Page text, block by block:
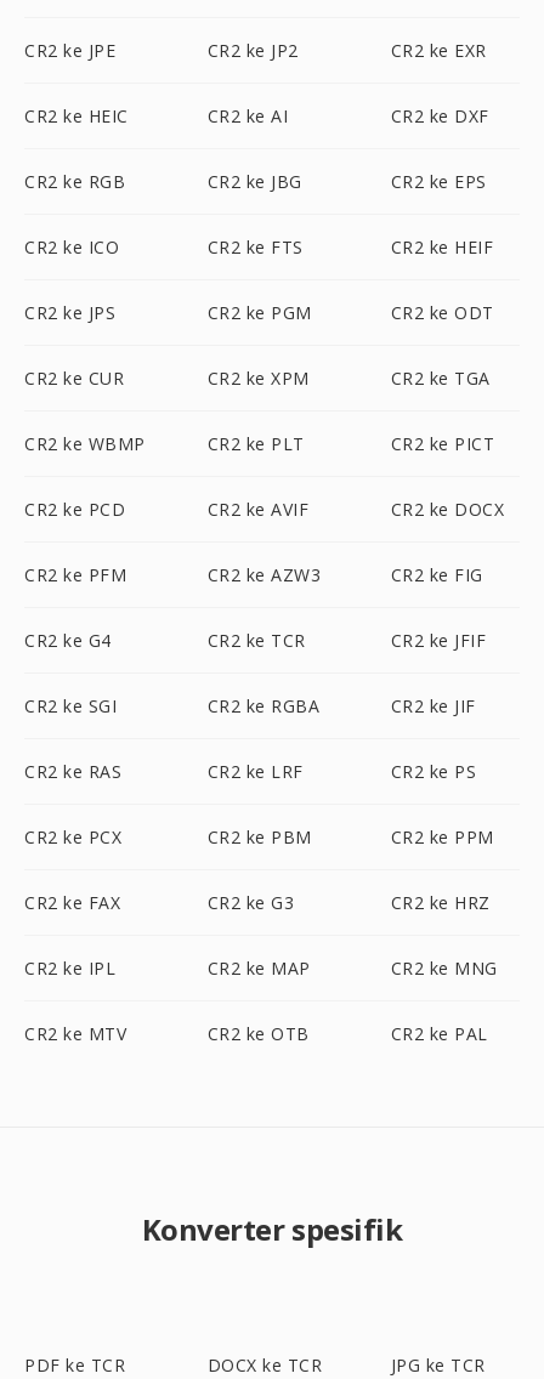
CR2 ke JPE CR2 ke JP2 CR2 ke EXR
CR2 ke HEIC CR2 ke AI CR2 ke DXF
CR2 ke RGB CR2 ke JBG CR2 ke EPS
CR2 ke ICO CR2 ke FTS CR2 ke HEIF
CR2 ke JPS CR2 ke PGM CR2 ke ODT
CR2 ke CUR CR2 ke XPM CR2 ke TGA
CR2 ke WBMP CR2 ke PLT CR2 ke PICT
CR2 ke PCD CR2 ke AVIF CR2 ke DOCX
CR2 ke PFM CR2 ke AZW3 CR2 ke FIG
CR2 ke G4 CR2 ke TCR CR2 ke JFIF
CR2 ke SGI CR2 ke RGBA CR2 ke JIF
CR2 ke RAS CR2 ke LRF CR2 ke PS
CR2 ke PCX CR2 ke PBM CR2 ke PPM
CR2 ke FAX CR2 ke G3 CR2 ke HRZ
CR2 ke IPL CR2 ke MAP CR2 ke MNG
CR2 ke MTV CR2 ke OTB CR2 ke PAL
Konverter spesifik
PDF ke TCR DOCX ke TCR JPG ke TCR